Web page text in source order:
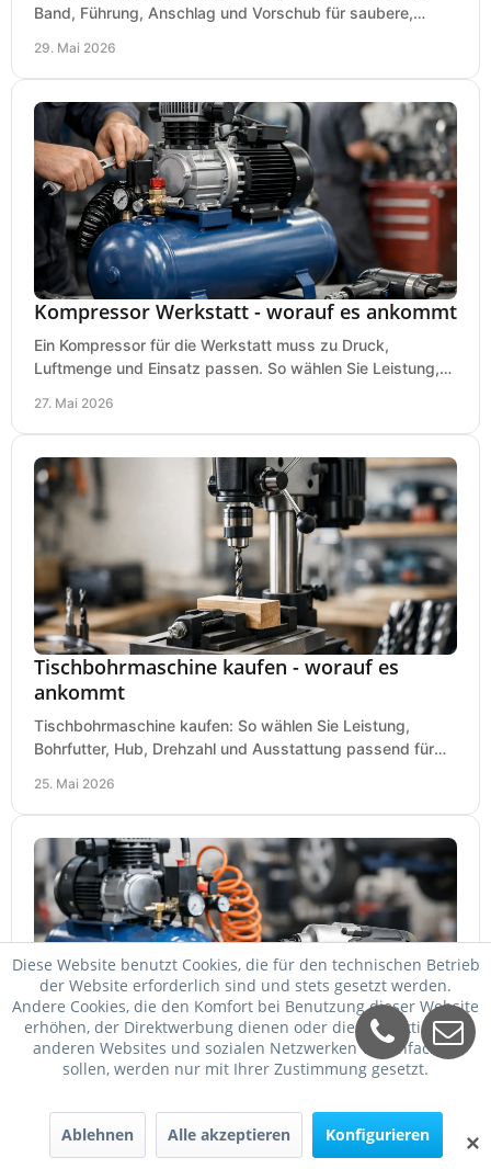
Band, Führung, Anschlag und Vorschub für saubere,
29. Mai 2026
Kompressor Werkstatt - worauf es ankommt
Ein Kompressor für die Werkstatt muss zu Druck,
Luftmenge und Einsatz passen. So wählen Sie Leistung,
27. Mai 2026
Tischbohrmaschine kaufen - worauf es
ankommt
Tischbohrmaschine kaufen: So wählen Sie Leistung,
Bohrfutter, Hub, Drehzahl und Ausstattung passend für
25. Mai 2026
Welcher Kompressor für Schlagschrauber?
Welcher Kompressor für Schlagschrauber passt? So
passend für Werkstatt, Reifenwechsel.
23. Mai 2026 ✕
Diese Website benutzt Cookies, die für den technischen Betrieb
der Website erforderlich sind und stets gesetzt werden.
Andere Cookies, die den Komfort bei Benutzung dieser Website
erhöhen, der Direktwerbung dienen oder die Interaktion mit
anderen Websites und sozialen Netzwerken vereinfachen
sollen, werden nur mit Ihrer Zustimmung gesetzt.
Ablehnen Alle akzeptieren Konfigurieren